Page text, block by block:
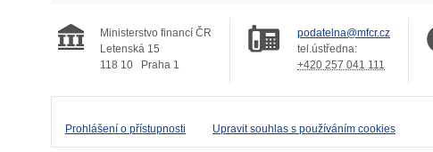
Ministerstvo financí ČR
Letenská 15
118 10
Praha 1
podatelna@mfcr.cz
tel.ústředna:
+420 257 041 111
Prohlášení o přístupnosti Upravit souhlas s používáním cookies